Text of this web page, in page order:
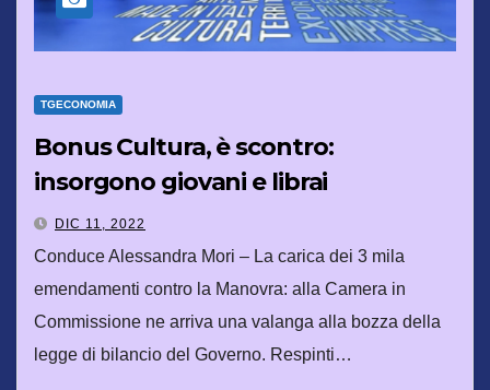
TGECONOMIA
Bonus Cultura, è scontro:
insorgono giovani e librai
DIC 11, 2022
Conduce Alessandra Mori – La carica dei 3 mila
emendamenti contro la Manovra: alla Camera in
Commissione ne arriva una valanga alla bozza della
legge di bilancio del Governo. Respinti…